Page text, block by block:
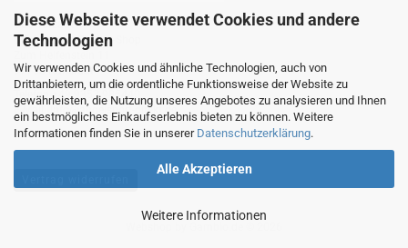
Diese Webseite verwendet Cookies und andere
Technologien
Wir verwenden Cookies und ähnliche Technologien, auch von
Drittanbietern, um die ordentliche Funktionsweise der Website zu
gewährleisten, die Nutzung unseres Angebotes zu analysieren und Ihnen
ein bestmögliches Einkaufserlebnis bieten zu können. Weitere
Informationen finden Sie in unserer Datenschutzerklärung.
Alle Akzeptieren
Weitere Informationen
Udo Totzauer
Udo`s Sport-Fischer-Shop
97753 Karlstadt
Telefon +49 9353 985440
E-Mail
info@angelsport-direkt.de